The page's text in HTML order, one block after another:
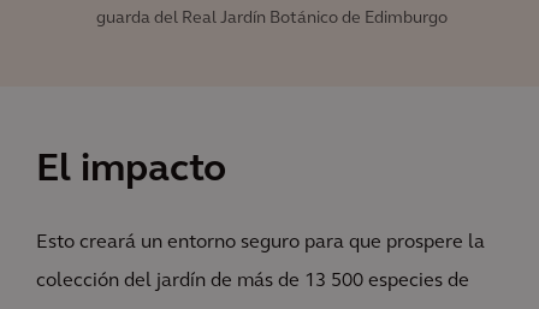
guarda del Real Jardín Botánico de Edimburgo
El impacto
Esto creará un entorno seguro para que prospere la
colección del jardín de más de 13 500 especies de